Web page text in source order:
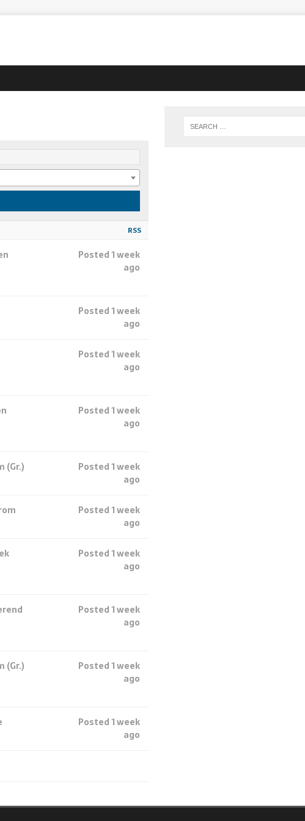
RSS
Posted 1 week
ago
Posted 1 week
ago
Posted 1 week
ago
Posted 1 week
ago
(Gr.)
Posted 1 week
ago
Posted 1 week
ago
Posted 1 week
ago
Posted 1 week
ago
(Gr.)
Posted 1 week
ago
Posted 1 week
ago